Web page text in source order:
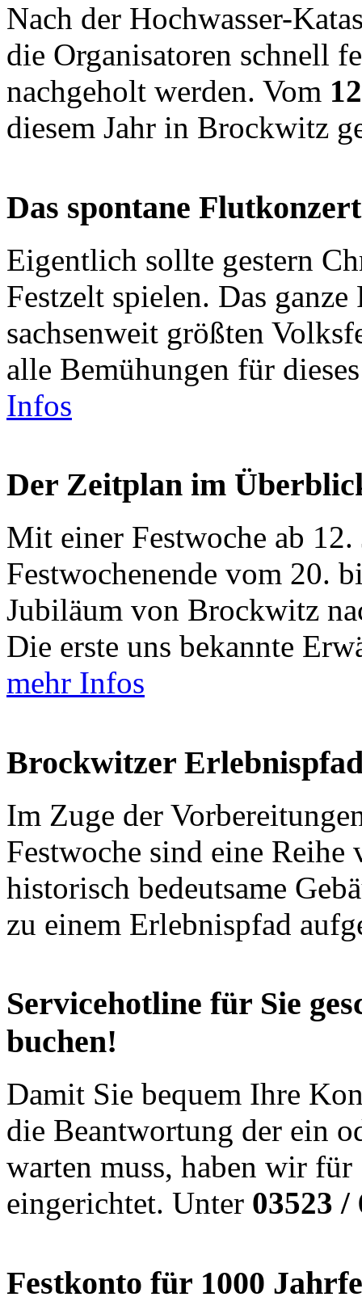
Nach der Hochwasser-
die Organisatoren schnell
nachgeholt werden. Vom
diesem Jahr in Brockwitz
Das spontane Flutkonzert
Eigentlich sollte gestern
Festzelt spielen. Das
sachsenweit größten
alle Bemühungen für
Infos
Der Zeitplan im
Mit einer Festwoche ab
Festwochenende vom 20.
Jubiläum von Brockwitz
Die erste uns bekannte
mehr Infos
Brockwitzer
Im Zuge der
Festwoche sind eine
historisch bedeutsame
zu einem Erlebnispfad
Servicehotline für Sie
buchen!
Damit Sie bequem Ihre
die Beantwortung der ein
warten muss, haben wir
eingerichtet. Unter 03523 /
Festkonto für 1000